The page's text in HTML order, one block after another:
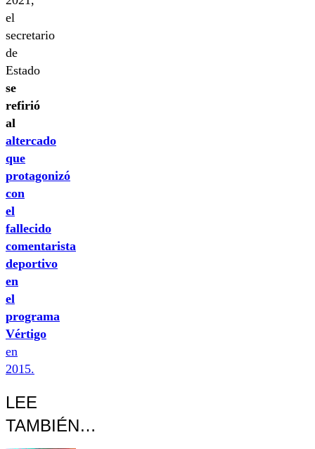
el
secretario
de
Estado
se
refirió
al
altercado
que
protagonizó
con
el
fallecido
comentarista
deportivo
en
el
programa
Vértigo
en
2015.
LEE
TAMBIÉN…